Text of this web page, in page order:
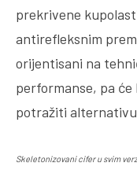
prekrivene
antirefleksnim
orijentisani na
performanse, pa
potražiti
Skeletonizovani cifer u svim